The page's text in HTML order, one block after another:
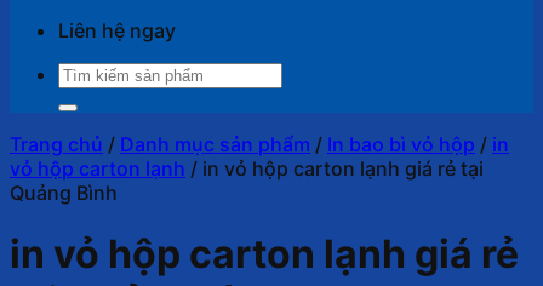
Liên hệ ngay
Tìm
kiếm:
Trang chủ / Danh mục sản phẩm / In bao bì vỏ hộp / in
vỏ hộp carton lạnh / in vỏ hộp carton lạnh giá rẻ tại
Quảng Bình
in vỏ hộp carton lạnh giá rẻ